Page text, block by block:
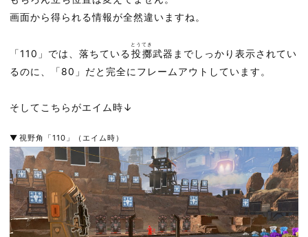
画面から得られる情報が全然違いますね。
「110」では、落ちている投擲
とうてき
武器までしっかり表示されてい
るのに、「80」だと完全にフレームアウトしています。
そしてこちらがエイム時↓
視野角「110」（エイム時）